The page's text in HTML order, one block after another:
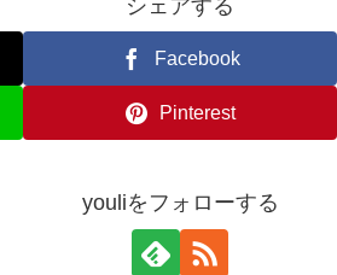
シェアする
Facebook
Pinterest
youliをフォローする